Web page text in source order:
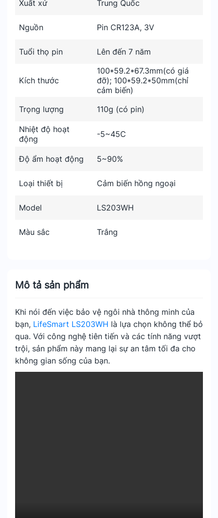
Mô tả sản phẩm
Khi nói đến việc bảo vệ ngôi nhà thông minh của
bạn, LifeSmart LS203WH là lựa chọn không thể bỏ
qua. Với công nghệ tiên tiến và các tính năng vượt
trội, sản phẩm này mang lại sự an tâm tối đa cho
không gian sống của bạn.
Xuất xứ Trung Quốc
Nguồn Pin CR123A, 3V
Tuổi thọ pin Lên đến 7 năm
Kích thước
100*59.2*67.3mm(có giá
đỡ); 100*59.2*50mm(chỉ
cảm biến)
Trọng lượng
110g (có pin)
Nhiệt độ hoạt
động
-5~45C
Độ ẩm hoạt động 5~90%
Loại thiết bị Cảm biến hồng ngoại
Model LS203WH
Màu sắc Trắng